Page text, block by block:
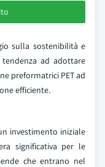
sulla sostenibilità e
ad adottare
preformatrici PET ad
efficiente.
investimento iniziale
significativa per le
che entrano nel